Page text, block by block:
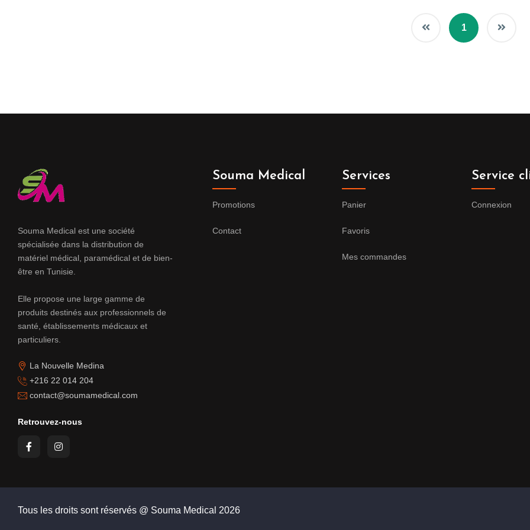
1
Souma Medical est une société
spécialisée dans la distribution de
matériel médical, paramédical et de bien-
être en Tunisie.
Elle propose une large gamme de
produits destinés aux professionnels de
santé, établissements médicaux et
particuliers.
La Nouvelle Medina
+216 22 014 204
contact@soumamedical.com
Retrouvez-nous
Souma Medical
Promotions
Contact
Services
Panier
Favoris
Mes commandes
Service
Connexion
Tous les droits sont réservés @ Souma Medical 2026